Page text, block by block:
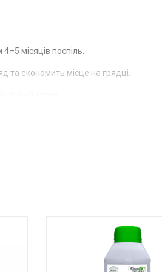
місяців поспіль.
та економить місце на грядці.
морози без додаткового укриття.
в легкому затінку дерев.